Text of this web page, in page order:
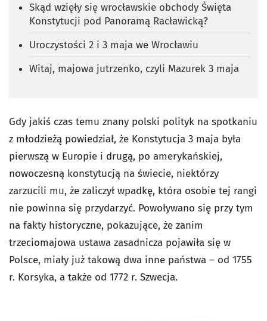
Skąd wzięły się wrocławskie obchody Święta
Konstytucji pod Panoramą Racławicką?
Uroczystości 2 i 3 maja we Wrocławiu
Witaj, majowa jutrzenko, czyli Mazurek 3 maja
Gdy jakiś czas temu znany polski polityk na spotkaniu
z młodzieżą powiedział, że Konstytucja 3 maja była
pierwszą w Europie i drugą, po amerykańskiej,
nowoczesną konstytucją na świecie, niektórzy
zarzucili mu, że zaliczył wpadkę, która osobie tej rangi
nie powinna się przydarzyć. Powoływano się przy tym
na fakty historyczne, pokazujące, że zanim
trzeciomajowa ustawa zasadnicza pojawiła się w
Polsce, miały już takową dwa inne państwa – od 1755
r. Korsyka, a także od 1772 r. Szwecja.